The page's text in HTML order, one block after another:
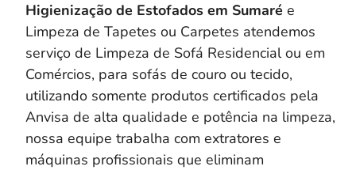
Higienização de Estofados em Sumaré e
Limpeza de Tapetes ou Carpetes atendemos
serviço de Limpeza de Sofá Residencial ou em
Comércios, para sofás de couro ou tecido,
utilizando somente produtos certificados pela
Anvisa de alta qualidade e potência na limpeza,
nossa equipe trabalha com extratores e
máquinas profissionais que eliminam